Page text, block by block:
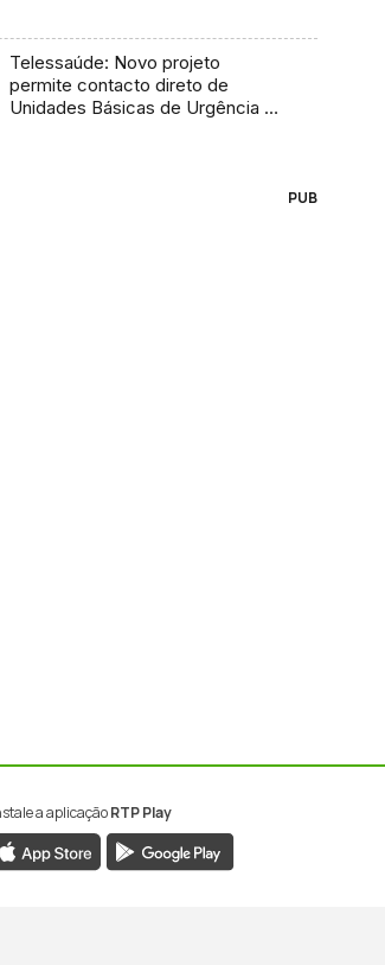
Telessaúde: Novo projeto
permite contacto direto de
Unidades Básicas de Urgência e
PUB
a aplicaçãoRTP Play